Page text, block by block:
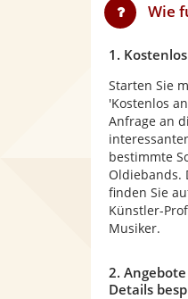
Wie
1.
Starten Sie
'Kostenlos
Anfrage an
bestimmte
Oldiebands.
finden Sie
Künstler-
Musiker.
2.
Details